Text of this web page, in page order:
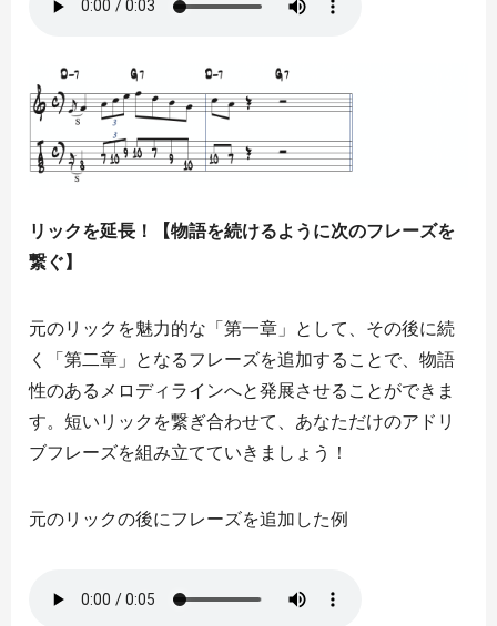
リックを延長！【物語を続けるように次のフレーズを
繋ぐ】
元のリックを魅力的な「第一章」として、その後に続
く「第二章」となるフレーズを追加することで、物語
性のあるメロディラインへと発展させることができま
す。短いリックを繋ぎ合わせて、あなただけのアドリ
ブフレーズを組み立てていきましょう！
元のリックの後にフレーズを追加した例